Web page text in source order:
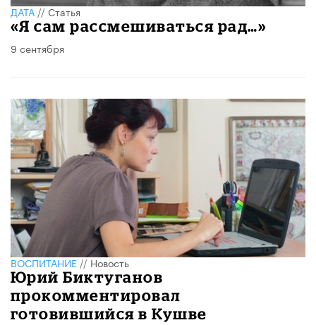
ДАТА//Статья
«Я сам рассмешиваться рад…»
9 сентября
ВОСПИТАНИЕ//Новость
Юрий Биктуганов
прокомментировал
готовившийся в Кушве